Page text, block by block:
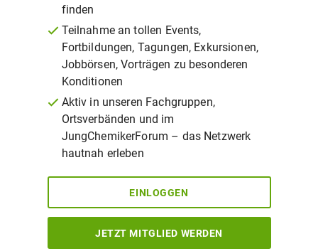
finden
Teilnahme an tollen Events,
Fortbildungen, Tagungen, Exkursionen,
Jobbörsen, Vorträgen zu besonderen
Konditionen
Aktiv in unseren Fachgruppen,
Ortsverbänden und im
JungChemikerForum – das Netzwerk
hautnah erleben
EINLOGGEN
JETZT MITGLIED WERDEN